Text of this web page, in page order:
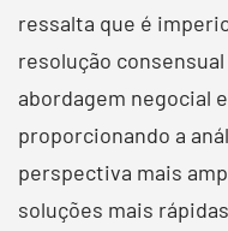
ressalta que é
resolução
abordagem negocial
proporcionando a
perspectiva mais
soluções mais